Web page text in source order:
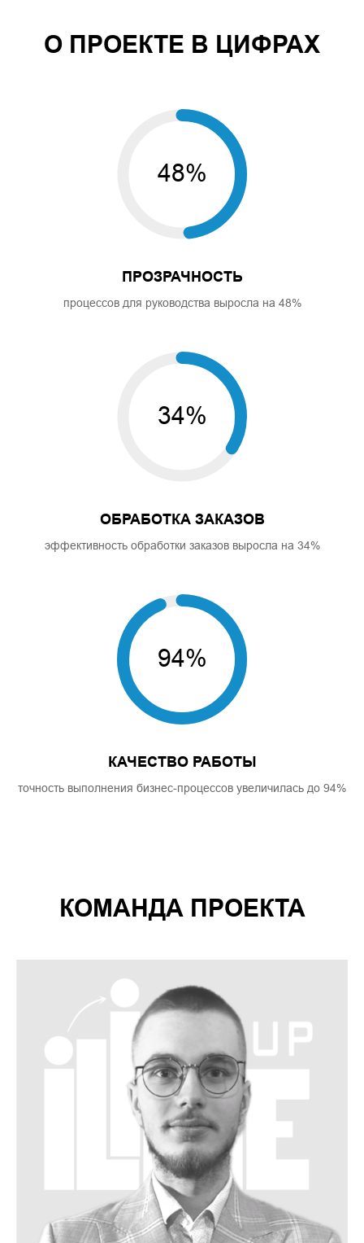
О ПРОЕКТЕ В ЦИФРАХ
48%
ПРОЗРАЧНОСТЬ
процессов для руководства выросла на 48%
34%
ОБРАБОТКА ЗАКАЗОВ
эффективность обработки заказов выросла на 34%
94%
КАЧЕСТВО РАБОТЫ
точность выполнения бизнес-процессов увеличилась до 94%
КОМАНДА ПРОЕКТА